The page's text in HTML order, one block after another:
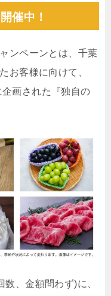
催中！
ンペーンとは、千葉
お客様に向けて、
企画された『独自の
、金額問わず)に、